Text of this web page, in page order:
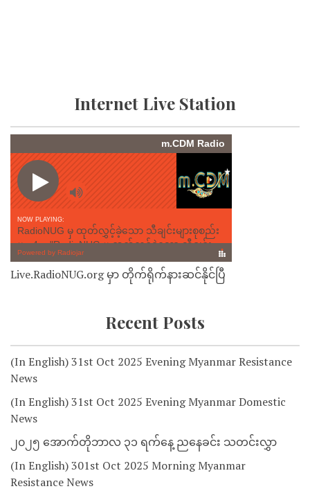
Internet Live Station
Live.RadioNUG.org မှာ တိုက်ရိုက်နားဆင်နိုင်ပြီ
Recent Posts
(In English) 31st Oct 2025 Evening Myanmar Resistance
News
(In English) 31st Oct 2025 Evening Myanmar Domestic
News
၂၀၂၅ အောက်တိုဘာလ ၃၁ ရက်နေ့ ညနေခင်း သတင်းလွှာ
(In English) 301st Oct 2025 Morning Myanmar
Resistance News